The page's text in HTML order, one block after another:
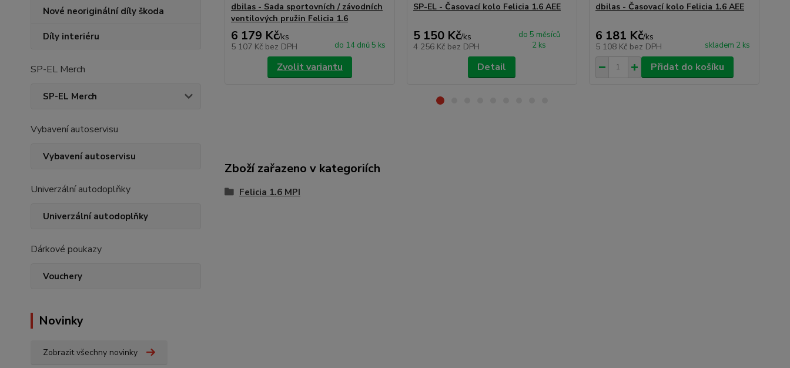
Nové neoriginální díly škoda
Díly interiéru
SP-EL Merch
SP-EL Merch
Vybavení autoservisu
Vybavení autoservisu
Univerzální autodoplňky
Univerzální autodoplňky
Dárkové poukazy
Vouchery
Novinky
Zobrazit všechny novinky
dbilas - Sada sportovních / závodních
ventilových pružin Felicia 1.6
6 179 Kč/ks
5 107 Kč bez DPH do 14 dnů 5 ks
Zvolit variantu
SP-EL - Časovací kolo Felicia 1.6 AEE
5 150 Kč/ks
4 256 Kč bez DPH
do 5 měsíců
2 ks
Detail
dbilas - Časovací kolo Felicia 1.6 AEE
6 181 Kč/ks
5 108 Kč bez DPH skladem 2 ks
Přidat do košíku
Zboží zařazeno v kategoriích
Felicia 1.6 MPI